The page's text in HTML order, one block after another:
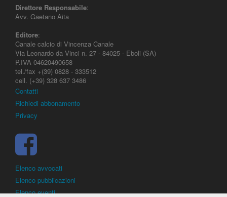
Direttore Responsabile:
Avv. Gaetano Aita
Editore:
Canale calcio di Vincenza Canale
Via Leonardo da Vinci n. 27 - 84025 - Eboli (SA)
P.IVA 04620490658
tel./fax +(39) 0828 - 333512
cell. (+39) 328 637 3486
Contatti
Richiedi abbonamento
Privacy
Elenco avvocati
Elenco pubblicazioni
Elenco eventi